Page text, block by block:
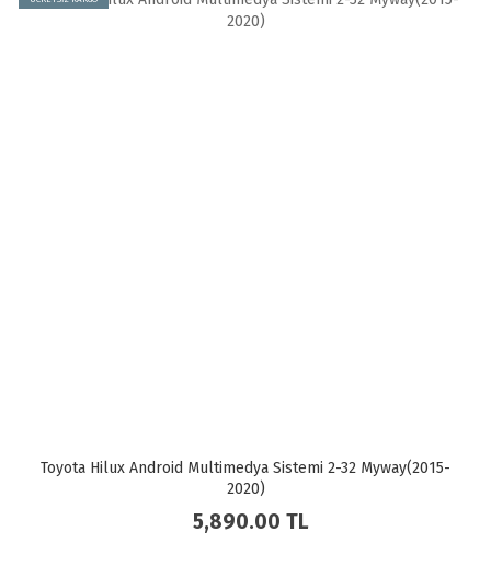
Toyota Hilux Android Multimedya Sistemi 2-32 Myway(2015-
2020)
5,890.00 TL